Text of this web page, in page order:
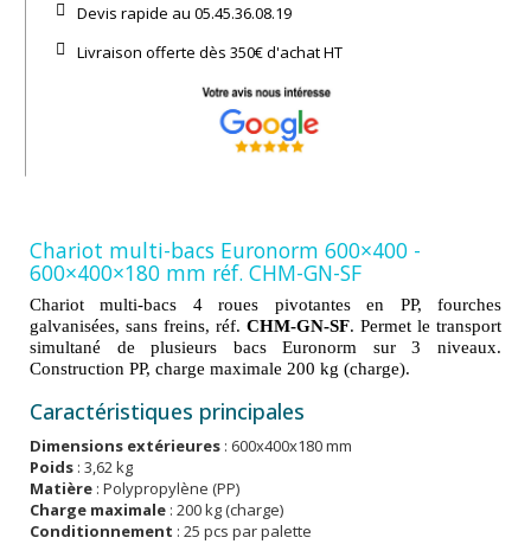
Devis rapide au 05.45.36.08.19​
Livraison offerte dès 350€ d'achat​ HT
Chariot multi-bacs Euronorm 600×400 -
600×400×180 mm réf. CHM-GN-SF
Chariot multi-bacs 4 roues pivotantes en PP, fourches
galvanisées, sans freins, réf. CHM-GN-SF. Permet le transport
simultané de plusieurs bacs Euronorm sur 3 niveaux.
Construction PP, charge maximale 200 kg (charge).
Caractéristiques principales
Dimensions extérieures : 600x400x180 mm
Poids : 3,62 kg
Matière : Polypropylène (PP)
Charge maximale : 200 kg (charge)
Conditionnement : 25 pcs par palette